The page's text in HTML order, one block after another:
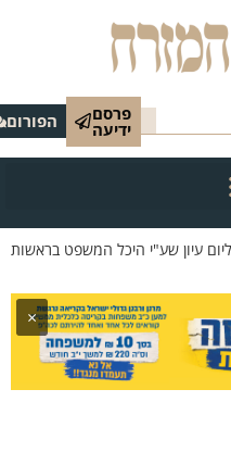
פרסם
ידיעה הפורום
עיון שע"י היכל המשפט בראשות
×